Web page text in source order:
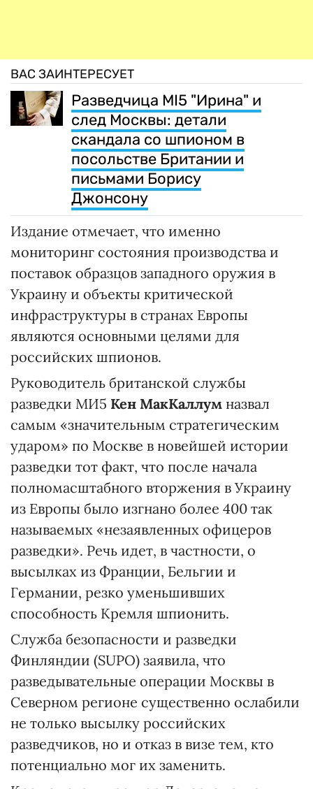
ВАС ЗАИНТЕРЕСУЕТ
Разведчица MI5 "Ирина" и
след Москвы: детали
скандала со шпионом в
посольстве Британии и
письмами Борису
Джонсону
Издание отмечает, что именно
мониторинг состояния производства и
поставок образцов западного оружия в
Украину и объекты критической
инфраструктуры в странах Европы
являются основными целями для
российских шпионов.
Руководитель британской службы
разведки МИ5 Кен МакКаллум назвал
самым «значительным стратегическим
ударом» по Москве в новейшей истории
разведки тот факт, что после начала
полномасштабного вторжения в Украину
из Европы было изгнано более 400 так
называемых «незаявленных офицеров
разведки». Речь идет, в частности, о
высылках из Франции, Бельгии и
Германии, резко уменьшивших
способность Кремля шпионить.
Служба безопасности и разведки
Финляндии (SUPO) заявила, что
разведывательные операции Москвы в
Северном регионе существенно ослабили
не только высылку российских
разведчиков, но и отказ в визе тем, кто
потенциально мог их заменить.